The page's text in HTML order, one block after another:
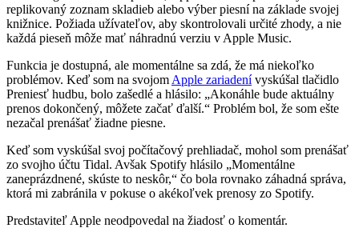
replikovaný zoznam skladieb alebo výber piesní na základe svojej
knižnice. Požiada užívateľov, aby skontrolovali určité zhody, a nie
každá pieseň môže mať náhradnú verziu v Apple Music.
Funkcia je dostupná, ale momentálne sa zdá, že má niekoľko
problémov. Keď som na svojom Apple zariadenívyskúšal tlačidlo
Preniesť hudbu, bolo zašedlé a hlásilo: „Akonáhle bude aktuálny
prenos dokončený, môžete začať ďalší.“ Problém bol, že som ešte
nezačal prenášať žiadne piesne.
Keď som vyskúšal svoj počítačový prehliadač, mohol som prenášať
zo svojho účtu Tidal. Avšak Spotify hlásilo „Momentálne
zaneprázdnené, skúste to neskôr,“ čo bola rovnako záhadná správa,
ktorá mi zabránila v pokuse o akékoľvek prenosy zo Spotify.
Predstaviteľ Apple neodpovedal na žiadosť o komentár.